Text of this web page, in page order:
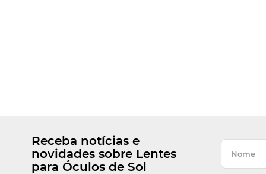
Receba notícias e
novidades sobre Lentes
para Óculos de Sol